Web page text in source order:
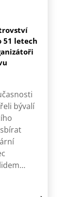
51 letech
bývalí